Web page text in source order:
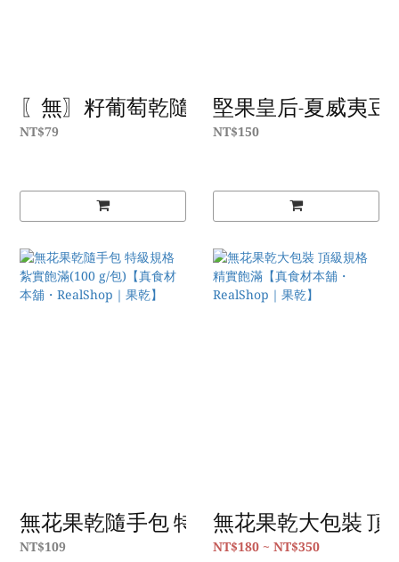
〖無〗籽葡萄乾隨手包(130g /包)【真食材
NT$79
堅果皇后-夏威夷豆
NT$150
無花果乾隨手包 特級規格 紮實飽滿(100
NT$109
無花果乾大包裝 頂
NT$180 ~ NT$350